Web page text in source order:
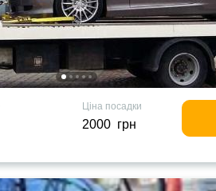
Ціна посадки
2000 грн